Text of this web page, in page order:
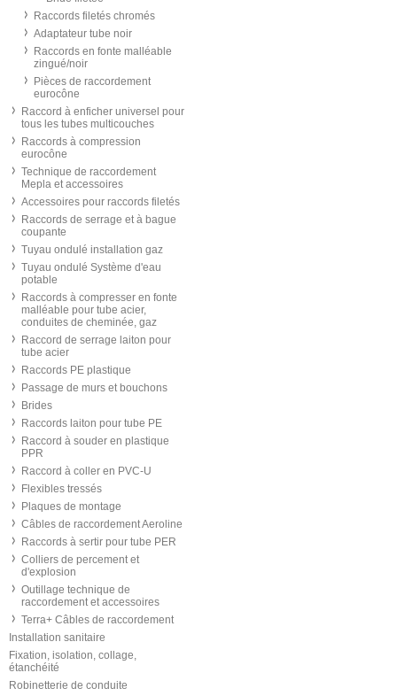
Raccords filetés chromés
Adaptateur tube noir
Raccords en fonte malléable
zingué/noir
Pièces de raccordement
eurocône
Raccord à enficher universel pour
tous les tubes multicouches
Raccords à compression
eurocône
Technique de raccordement
Mepla et accessoires
Accessoires pour raccords filetés
Raccords de serrage et à bague
coupante
Tuyau ondulé installation gaz
Tuyau ondulé Système d'eau
potable
Raccords à compresser en fonte
malléable pour tube acier,
conduites de cheminée, gaz
Raccord de serrage laiton pour
tube acier
Raccords PE plastique
Passage de murs et bouchons
Brides
Raccords laiton pour tube PE
Raccord à souder en plastique
PPR
Raccord à coller en PVC-U
Flexibles tressés
Plaques de montage
Câbles de raccordement Aeroline
Raccords à sertir pour tube PER
Colliers de percement et
d'explosion
Outillage technique de
raccordement et accessoires
Terra+ Câbles de raccordement
Installation sanitaire
Fixation, isolation, collage,
étanchéité
Robinetterie de conduite